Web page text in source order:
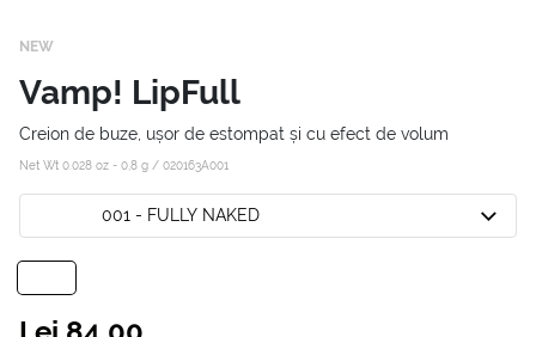
NEW
Vamp! LipFull
Creion de buze, ușor de estompat și cu efect de volum
Net Wt 0.028 oz - 0,8 g / 020163A001
001 - FULLY NAKED